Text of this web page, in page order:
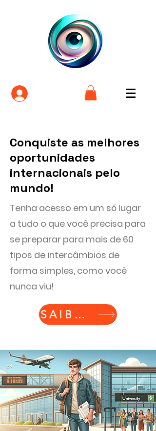
Conquiste as melhores
oportunidades
internacionais pelo
mundo!
Tenha acesso em um só lugar
a tudo o que você precisa para
se preparar para mais de 60
tipos de intercâmbios de
forma simples, como você
nunca viu!
SAIBA MAIS